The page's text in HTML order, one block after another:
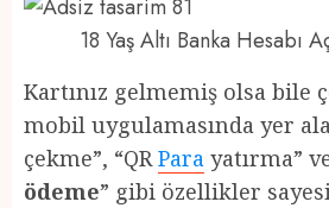
18 Yaş Altı Banka Hesabı
Kartınız gelmemiş olsa bile
mobil uygulamasında yer
çekme”, “QRPara yatırma”
ödeme” gibi özellikler